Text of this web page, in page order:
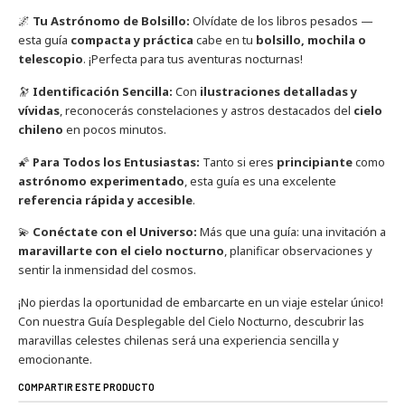
🌌 Tu Astrónomo de Bolsillo: Olvídate de los libros pesados —
esta guía compacta y práctica cabe en tu bolsillo, mochila o
telescopio. ¡Perfecta para tus aventuras nocturnas!
🔭 Identificación Sencilla: Con ilustraciones detalladas y
vívidas, reconocerás constelaciones y astros destacados del cielo
chileno en pocos minutos.
🌠 Para Todos los Entusiastas: Tanto si eres principiantecomo
astrónomo experimentado , esta guía es una excelente
referencia rápida y accesible.
💫 Conéctate con el Universo: Más que una guía: una invitación a
maravillarte con el cielo nocturno, planificar observaciones y
sentir la inmensidad del cosmos.
¡No pierdas la oportunidad de embarcarte en un viaje estelar único!
Con nuestra Guía Desplegable del Cielo Nocturno, descubrir las
maravillas celestes chilenas será una experiencia sencilla y
emocionante.
COMPARTIR ESTE PRODUCTO